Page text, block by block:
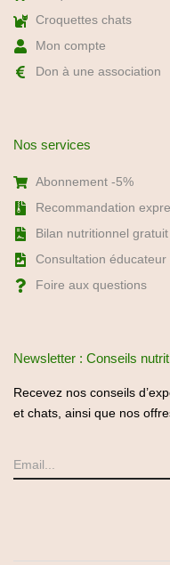
Nos services
Abonnement -5%
Recommandation
Foire aux questions
Newsletter : Conseils
Recevez nos conseils
et chats, ainsi que nos
Politique de